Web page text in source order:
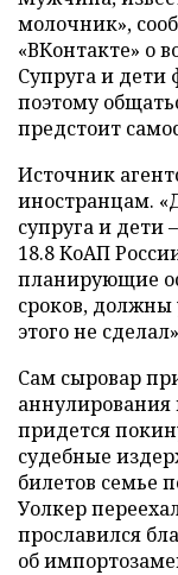
молочник»,
«ВКонтакте» о
Супруга и дети
поэтому
предстоит
Источник
иностранцам.
супруга и дети
18.8 КоАП
планирующие
сроков,
этого не
Сам сыровар
аннулирования
придется
судебные
билетов семье
Уолкер
прославился
об